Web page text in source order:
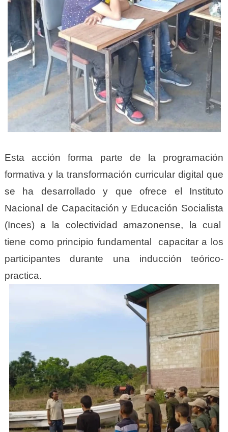
Esta acción forma parte de la programación
formativa y la transformación curricular digital que
se ha desarrollado y que ofrece el Instituto
Nacional de Capacitación y Educación Socialista
(Inces) a la colectividad amazonense, la cual
tiene como principio fundamental capacitar a los
participantes durante una inducción teórico-
practica.